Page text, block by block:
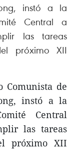
instó a la
Central a
las tareas
próximo XII
Comunista de
instó a la
Central
las tareas
próximo XII